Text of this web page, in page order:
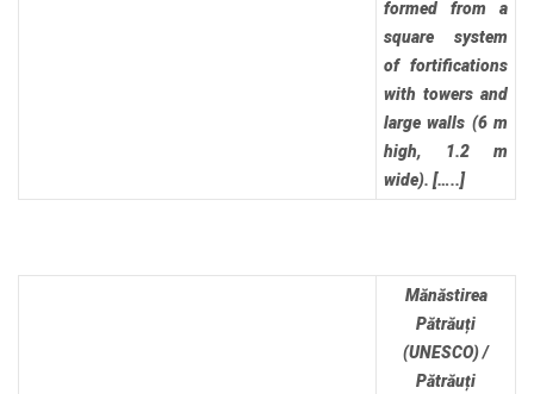
formed from a
square system
of fortifications
with towers and
large walls (6 m
high, 1.2 m
wide). […..]
Mănăstirea
Pătrăuți
(UNESCO) /
Pătrăuți